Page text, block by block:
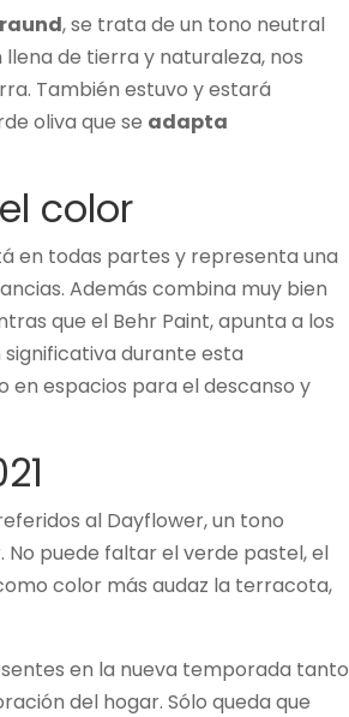
, se trata de un tono neutral
de tierra y naturaleza, nos
También estuvo y estará
oliva que se adapta
color
en todas partes y representa una
Además combina muy bien
que el Behr Paint, apunta a los
durante esta
espacios para el descanso y
al Dayflower, un tono
puede faltar el verde pastel, el
color más audaz la terracota,
en la nueva temporada tanto
del hogar. Sólo queda que